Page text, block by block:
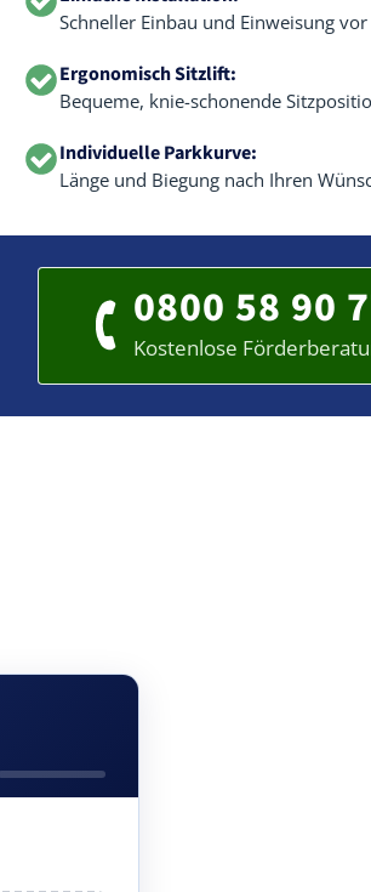
Schneller Einbau und Einweisung
Ergonomisch Sitzlift:
Bequeme, knie-schonende
Individuelle Parkkurve:
Länge und Biegung nach Ihren
0800 58 90
Kostenlose